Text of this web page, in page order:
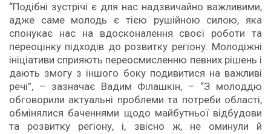
“Подібні зустрічі є для нас надзвичайно важливими,
адже саме молодь є тією рушійною силою, яка
спонукає нас на вдосконалення своєї роботи та
переоцінку підходів до розвитку регіону. Молодіжні
ініціативи сприяють переосмисленню певних рішень і
дають змогу з іншого боку подивитися на важливі
речі”, – зазначає Вадим Філашкін, – “З молоддю
обговорили актуальні проблеми та потреби області,
обмінялися баченнями щодо майбутньої відбудови
та розвитку регіону, і, звісно ж, не оминули й